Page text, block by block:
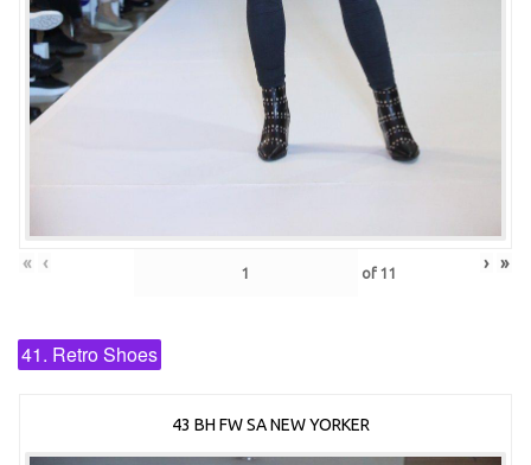
« ‹ of 11 › »
41. Retro Shoes
43 BH FW SA NEW YORKER